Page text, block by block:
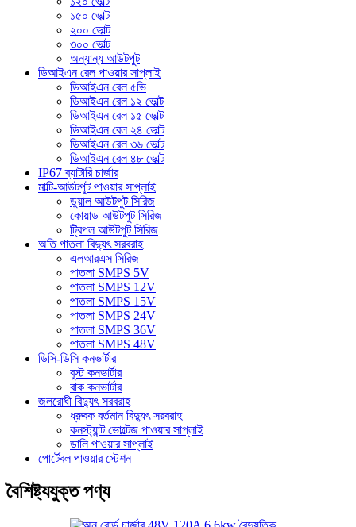
১৫০ ভোল্ট
২০০ ভোল্ট
৩০০ ভোল্ট
অন্যান্য আউটপুট
ডিআইএন রেল পাওয়ার সাপ্লাই
ডিআইএন রেল ৫ভি
ডিআইএন রেল ১২ ভোল্ট
ডিআইএন রেল ১৫ ভোল্ট
ডিআইএন রেল ২৪ ভোল্ট
ডিআইএন রেল ৩৬ ভোল্ট
ডিআইএন রেল ৪৮ ভোল্ট
IP67 ব্যাটারি চার্জার
মাল্টি-আউটপুট পাওয়ার সাপ্লাই
ডুয়াল আউটপুট সিরিজ
কোয়াড আউটপুট সিরিজ
ট্রিপল আউটপুট সিরিজ
অতি পাতলা বিদ্যুৎ সরবরাহ
এলআরএস সিরিজ
পাতলা SMPS 5V
পাতলা SMPS 12V
পাতলা SMPS 15V
পাতলা SMPS 24V
পাতলা SMPS 36V
পাতলা SMPS 48V
ডিসি-ডিসি কনভার্টার
বুস্ট কনভার্টার
বাক কনভার্টার
জলরোধী বিদ্যুৎ সরবরাহ
ধ্রুবক বর্তমান বিদ্যুৎ সরবরাহ
কনস্ট্যান্ট ভোল্টেজ পাওয়ার সাপ্লাই
ডালি পাওয়ার সাপ্লাই
পোর্টেবল পাওয়ার স্টেশন
বৈশিষ্ট্যযুক্ত পণ্য